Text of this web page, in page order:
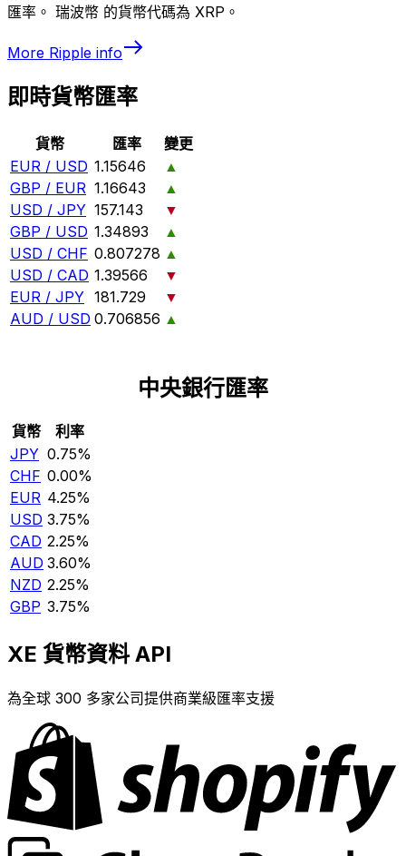
匯率。 瑞波幣 的貨幣代碼為 XRP。
More Ripple info
即時貨幣匯率
貨幣 匯率
變更
EUR / USD 1.15646
▲
GBP / EUR 1.16643
▲
USD / JPY 157.143
▼
GBP / USD 1.34893
▲
USD / CHF 0.807278 ▲
USD / CAD 1.39566
▼
EUR / JPY 181.729
▼
AUD / USD 0.706856 ▲
中央銀行匯率
貨幣
利率
JPY 0.75%
CHF 0.00%
EUR 4.25%
USD 3.75%
CAD 2.25%
AUD 3.60%
NZD 2.25%
GBP 3.75%
XE 貨幣資料 API
為全球 300 多家公司提供商業級匯率支援